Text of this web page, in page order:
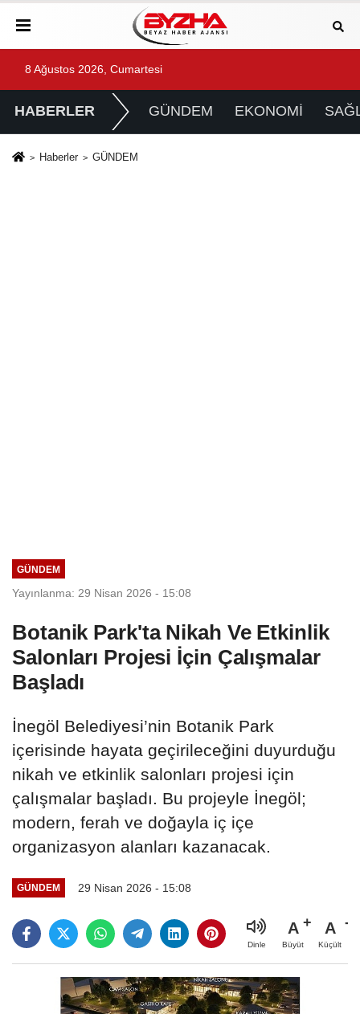
8 Ağustos 2026, Cumartesi
HABERLER GÜNDEM EKONOMİ
Haberler GÜNDEM
GÜNDEM
Yayınlanma: 29 Nisan 2026 - 15:08
Botanik Park'ta Nikah Ve Etkinlik
Salonları Projesi İçin Çalışmalar
Başladı
İnegöl Belediyesi’nin Botanik Park
içerisinde hayata geçirileceğini duyurduğu
nikah ve etkinlik salonları projesi için
çalışmalar başladı. Bu projeyle İnegöl;
modern, ferah ve doğayla iç içe
organizasyon alanları kazanacak.
GÜNDEM 29 Nisan 2026 - 15:08
Dinle
A
Büyüt
A
Küçült